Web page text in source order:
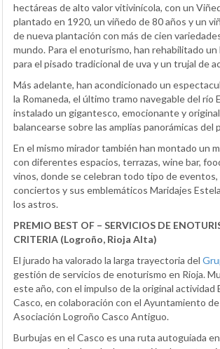
hectáreas de alto valor vitivinícola, con un
plantado en 1920, un viñedo de 80 años y un
de nueva plantación con más de cien
mundo. Para el enoturismo, han rehabilitado
para el pisado tradicional de uva y un trujal de
Más adelante, han acondicionado un
la Romaneda, el último tramo navegable del río
instalado un gigantesco, emocionante y
balancearse sobre las amplias panorámicas del
En el mismo mirador también han montado un
con diferentes espacios, terrazas, wine bar,
vinos, donde se celebran todo tipo de
conciertos y sus emblemáticos Maridajes
los astros.
PREMIO BEST OF – SERVICIOS DE
CRITERIA (Logroño, Rioja Alta)
El jurado ha valorado la larga trayectoria del
gestión de servicios de enoturismo en Rioja.
este año, con el impulso de la original actividad
Casco, en colaboración con el Ayuntamiento
Asociación Logroño Casco Antiguo.
Burbujas en el Casco es una ruta autoguiada